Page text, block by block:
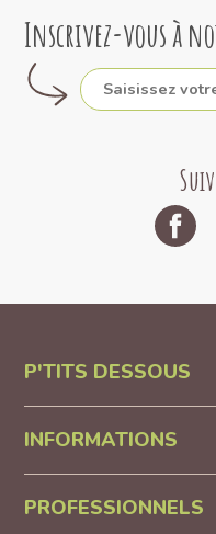
Inscrivez-vous à
P'TITS DESSOUS
INFORMATIONS
PROFESSIONNELS